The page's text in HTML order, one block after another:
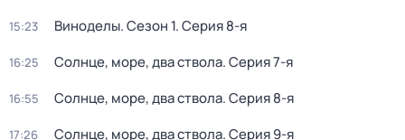
15:23 Виноделы. Сезон 1. Серия 8-я
16:25 Солнце, море, два ствола. Серия 7-я
16:55 Солнце, море, два ствола. Серия 8-я
17:26 Солнце, море, два ствола. Серия 9-я